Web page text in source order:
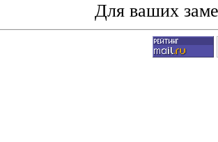
Для ваших